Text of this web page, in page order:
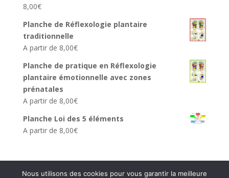
8,00€
Planche de Réflexologie plantaire
traditionnelle
A partir de 8,00€
Planche de pratique en Réflexologie
plantaire émotionnelle avec zones
prénatales
A partir de 8,00€
Planche Loi des 5 éléments
A partir de 8,00€
Nous utilisons des cookies pour vous garantir la meilleure